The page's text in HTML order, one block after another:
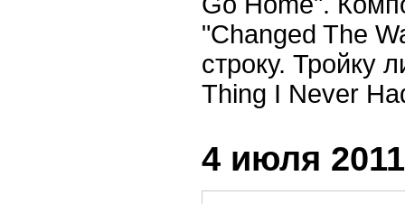
"Changed The
строку. Тройку
Thing I Never
4 июля